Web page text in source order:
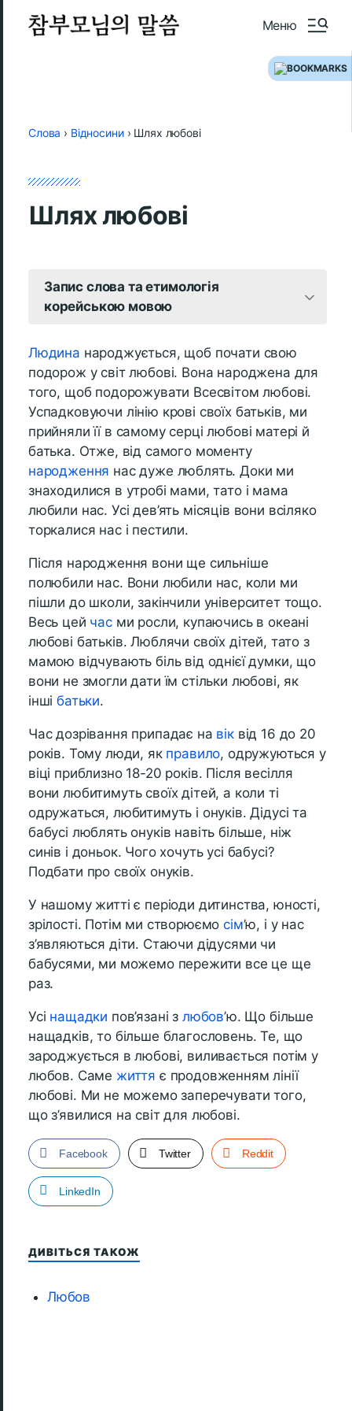
Меню
Слова › Відносини› Шлях любові
Шлях любові
Запис слова та етимологія
корейською мовою
Людина народжується, щоб почати свою
подорож у світ любові. Вона народжена для
того, щоб подорожувати Всесвітом любові.
Успадковуючи лінію крові своїх батьків, ми
прийняли її в самому серці любові матері й
батька. Отже, від самого моменту
народження нас дуже люблять. Доки ми
знаходилися в утробі мами, тато і мама
любили нас. Усі дев’ять місяців вони всіляко
торкалися нас і пестили.
Після народження вони ще сильніше
полюбили нас. Вони любили нас, коли ми
пішли до школи, закінчили університет тощо.
Весь цей часми росли, купаючись в океані
любові батьків. Люблячи своїх дітей, тато з
мамою відчувають біль від однієї думки, що
вони не змогли дати їм стільки любові, як
іншібатьки.
Час дозрівання припадає на віквід 16 до 20
років. Тому люди, як правило, одружуються у
віці приблизно 18-20 років. Після весілля
вони любитимуть своїх дітей, а коли ті
одружаться, любитимуть і онуків. Дідусі та
бабусі люблять онуків навіть більше, ніж
синів і доньок. Чого хочуть усі бабусі?
Подбати про своїх онуків.
У нашому житті є періоди дитинства, юності,
зрілості. Потім ми створюємосім’ю, і у нас
з’являються діти. Стаючи дідусями чи
бабусями, ми можемо пережити все це ще
раз.
Усі нащадки пов’язані з любов’ю. Що більше
нащадків, то більше благословень. Те, що
зароджується в любові, виливається потім у
любов. Саме життя є продовженням лінії
любові. Ми не можемо заперечувати того,
що з’явилися на світ для любові.
Facebook Twitter Reddit
LinkedIn
ДИВІТЬСЯ ТАКОЖ
Любов